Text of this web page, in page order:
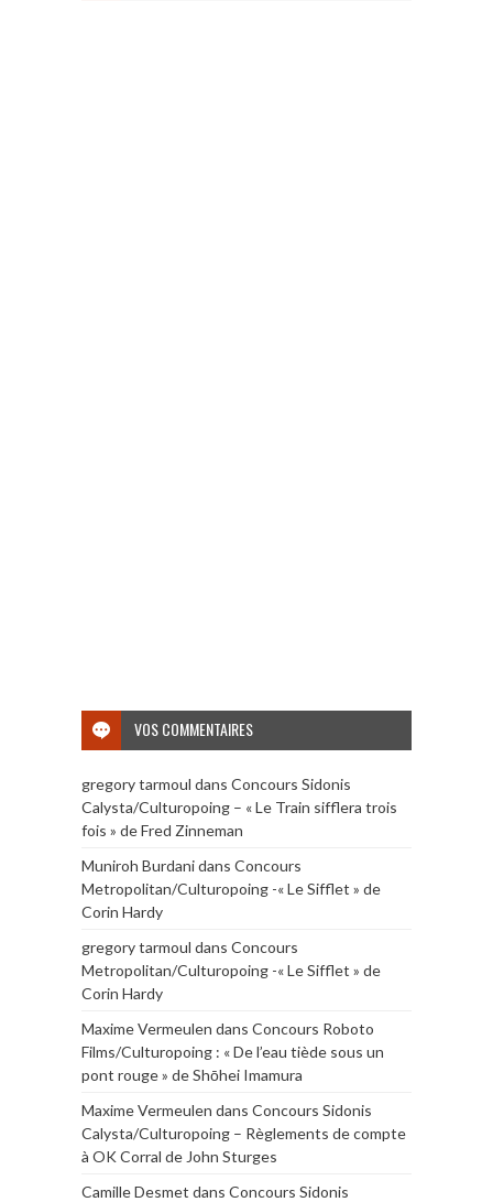
VOS COMMENTAIRES
gregory tarmoul dans Concours Sidonis
Calysta/Culturopoing – « Le Train sifflera trois
fois » de Fred Zinneman
Muniroh Burdanidans Concours
Metropolitan/Culturopoing -« Le Sifflet » de
Corin Hardy
gregory tarmoul dans Concours
Metropolitan/Culturopoing -« Le Sifflet » de
Corin Hardy
Maxime Vermeulen dans Concours Roboto
Films/Culturopoing : « De l’eau tiède sous un
pont rouge » de Shōhei Imamura
Maxime Vermeulen dans Concours Sidonis
Calysta/Culturopoing – Règlements de compte
à OK Corral de John Sturges
Camille Desmet dans Concours Sidonis